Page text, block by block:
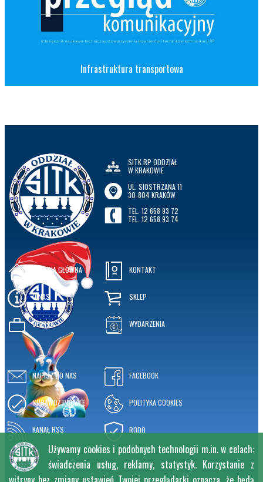
Infrastruktura transportowa
SITK RP ODDZIAŁ
W KRAKOWIE
UL. SIOSTRZANA 11
30-804 KRAKÓW
TEL. 12 658 93 72
TEL. 12 658 93 74
STRONA GŁÓWNA
O NAS
OFERTA
KONTAKT
SKLEP
WYDARZENIA
NAPISZ DO NAS
SPRAWDŹ POCZTĘ
KANAŁ RSS
FACEBOOK
POLITYKA COOKIES
RODO
Używamy cookies i podobnych technologii m.in. w celach:
świadczenia usług, reklamy, statystyk. Korzystanie z